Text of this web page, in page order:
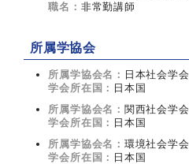
職名： 非常勤講師
所属学協会
所属学協会名： 日本社会学会
学会所在国： 日本国
所属学協会名： 関西社会学会
学会所在国： 日本国
所属学協会名： 環境社会学会
学会所在国： 日本国